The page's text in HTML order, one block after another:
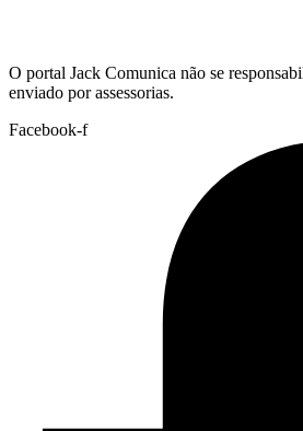
O portal Jack Comunica não se
enviado por assessorias.
Facebook-f